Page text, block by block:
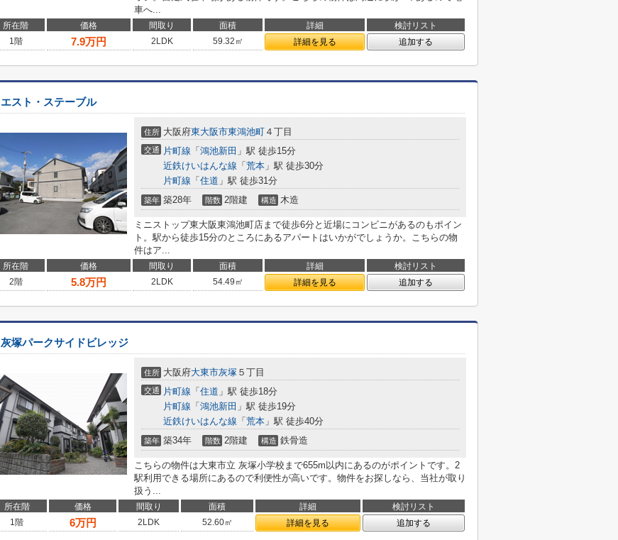
車へ...
所在階 価格 間取り 面積 詳細
検討リスト
1階
7.9万円 2LDK 59.32㎡ 詳細を見る 追加する
エスト・ステーブル
住所 大阪府東大阪市東鴻池町 ４丁目
交通 片町線 「 鴻池新田 」駅 徒歩15分
近鉄けいはんな線 「 荒本 」駅 徒歩30分
片町線 「 住道 」駅 徒歩31分
築年 築28年 階数 2階建 構造 木造
ミニストップ東大阪東鴻池町店まで徒歩6分と近場にコンビニがあるのもポイン
ト。駅から徒歩15分のところにあるアパートはいかがでしょうか。こちらの物
件はア...
所在階 価格 間取り 面積 詳細
検討リスト
2階
5.8万円 2LDK 54.49㎡ 詳細を見る 追加する
灰塚パークサイドビレッジ
住所 大阪府大東市灰塚 ５丁目
交通 片町線 「 住道 」駅 徒歩18分
片町線 「 鴻池新田 」駅 徒歩19分
近鉄けいはんな線 「 荒本 」駅 徒歩40分
築年 築34年 階数 2階建 構造 鉄骨造
こちらの物件は大東市立 灰塚小学校まで655m以内にあるのがポイントです。2
駅利用できる場所にあるので利便性が高いです。物件をお探しなら、当社が取り
扱う...
所在階 価格 間取り 面積 詳細
検討リスト
1階
6万円 2LDK 52.60㎡ 詳細を見る 追加する